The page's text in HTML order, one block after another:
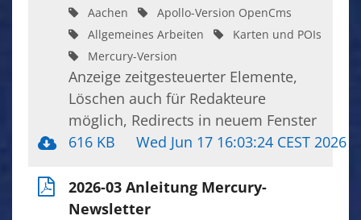
Aachen
Apollo-Version OpenCms
Allgemeines Arbeiten
Karten und POIs
Mercury-Version
Anzeige zeitgesteuerter Elemente,
Löschen auch für Redakteure
möglich, Redirects in neuem Fenster
616 KB
Wed Jun 17 16:03:24 CEST 2026
2026-03 Anleitung Mercury-
Newsletter